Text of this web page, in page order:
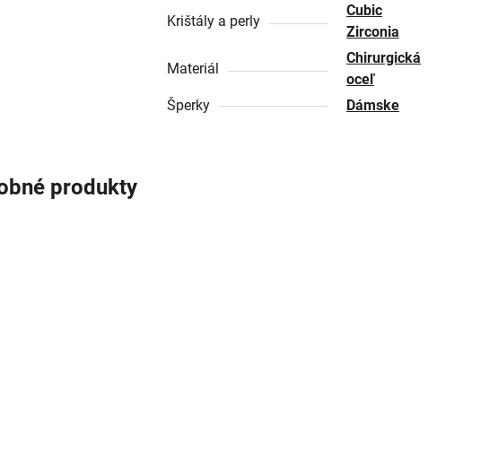
Krištály a perly
Cubic
Zirconia
Materiál
Chirurgická
oceľ
Šperky
Dámske
produkty